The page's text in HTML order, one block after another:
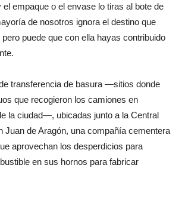
empaque o el envase lo tiras al bote de
de nosotros ignora el destino que
puede que con ella hayas contribuido
transferencia de basura —sitios donde
que recogieron los camiones en
la ciudad—, ubicadas junto a la Central
Juan de Aragón, una compañía cementera
aprovechan los desperdicios para
en sus hornos para fabricar